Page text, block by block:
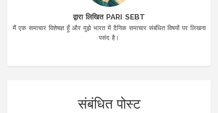
द्वारा लिखित PARI SEBT
मैं एक समाचार विशेषज्ञ हूँ और मुझे भारत में दैनिक समाचार संबंधित विषयों पर लिखना
पसंद है।
संबंधित पोस्ट